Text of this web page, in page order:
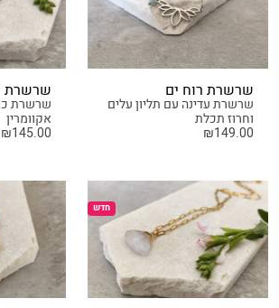
שרשרת רוח ים
שרשרת עדינה עם תליון עלים
וחרוז תכלת
₪149.00
שרשרת
שרשרת
אקוומרין
₪145.00
חדש